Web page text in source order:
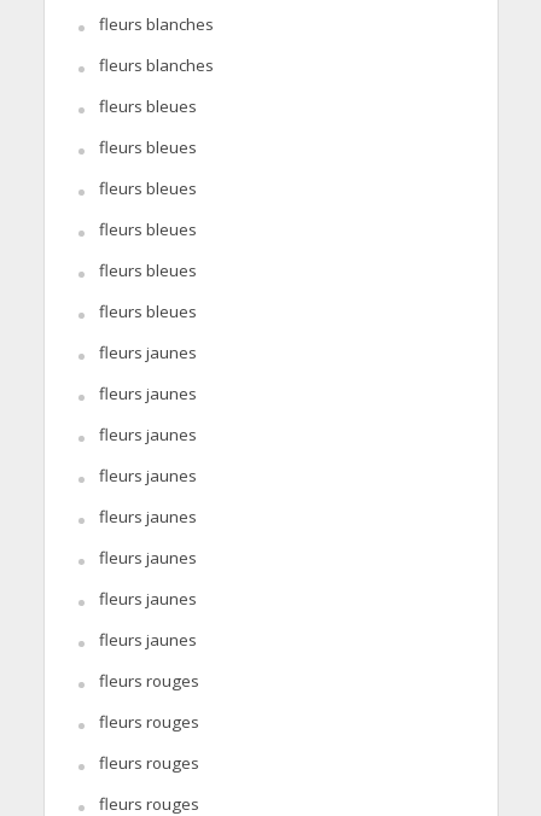
fleurs blanches
fleurs blanches
fleurs bleues
fleurs bleues
fleurs bleues
fleurs bleues
fleurs bleues
fleurs bleues
fleurs jaunes
fleurs jaunes
fleurs jaunes
fleurs jaunes
fleurs jaunes
fleurs jaunes
fleurs jaunes
fleurs jaunes
fleurs rouges
fleurs rouges
fleurs rouges
fleurs rouges